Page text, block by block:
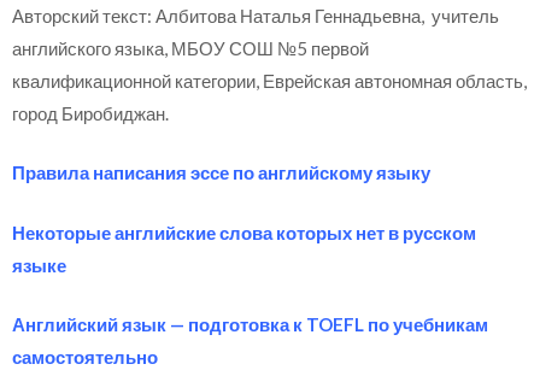
Авторский текст: Албитова Наталья Геннадьевна, учитель
английского языка, МБОУ СОШ №5 первой
квалификационной категории, Еврейская автономная область,
город Биробиджан.
Правила написания эссе по английскому языку
Некоторые английские слова которых нет в русском
языке
Английский язык — подготовка к TOEFL по учебникам
самостоятельно